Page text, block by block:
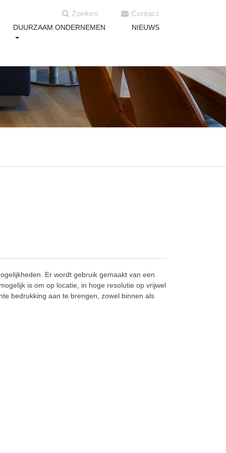
Zoeken Contact
DUURZAAM ONDERNEMEN NIEUWS
Er wordt gebruik gemaakt van een
is om op locatie, in hoge resolutie op vrijwel
bedrukking aan te brengen, zowel binnen als